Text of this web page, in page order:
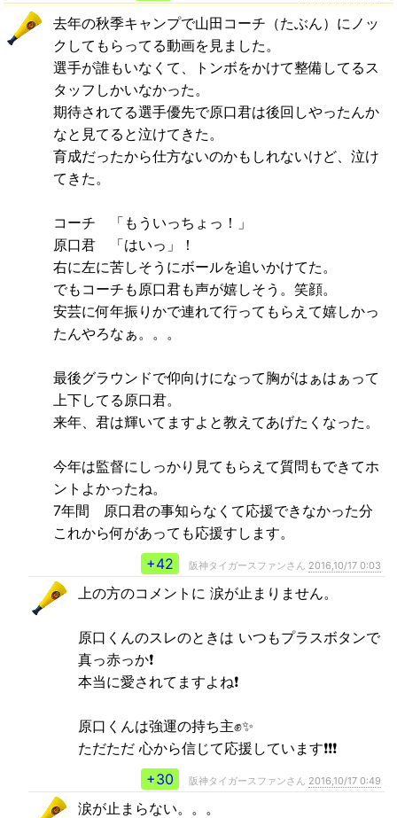
去年の秋季キャンプで山田コーチ（たぶん）にノッ
クしてもらってる動画を見ました。
選手が誰もいなくて、トンボをかけて整備してるス
タッフしかいなかった。
期待されてる選手優先で原口君は後回しやったんか
なと見てると泣けてきた。
育成だったから仕方ないのかもしれないけど、泣け
てきた。
コーチ 「もういっちょっ！」
原口君 「はいっ」！
右に左に苦しそうにボールを追いかけてた。
でもコーチも原口君も声が嬉しそう。笑顔。
安芸に何年振りかで連れて行ってもらえて嬉しかっ
たんやろなぁ。。。
最後グラウンドで仰向けになって胸がはぁはぁって
上下してる原口君。
来年、君は輝いてますよと教えてあげたくなった。
今年は監督にしっかり見てもらえて質問もできてホ
ントよかったね。
7年間 原口君の事知らなくて応援できなかった分
これから何があっても応援すします。
+42
阪神タイガースファンさん 2016,10/17 0:03
上の方のコメントに 涙が止まりません。
原口くんのスレのときは いつもプラスボタンで
真っ赤っか❗
本当に愛されてますよね❗
原口くんは強運の持ち主✊✨
ただただ 心から信じて応援しています❗❗❗
+30
阪神タイガースファンさん 2016,10/17 0:49
涙が止まらない。。。